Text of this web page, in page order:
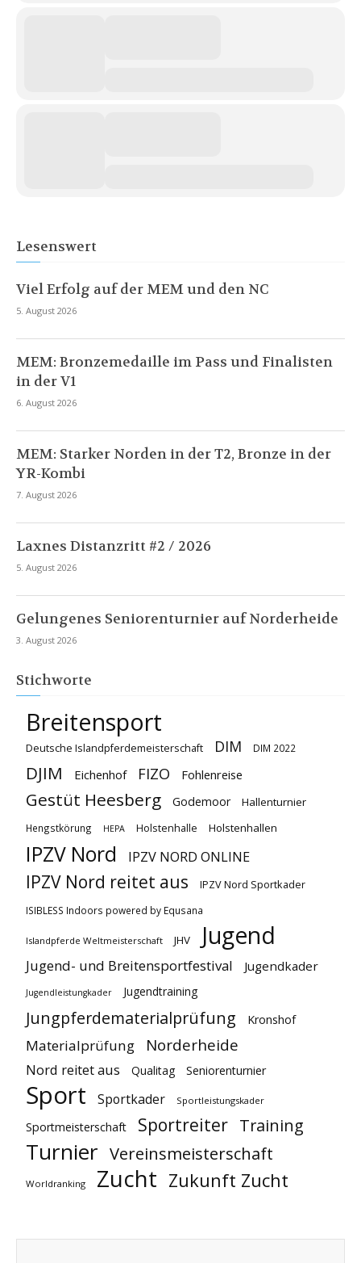
Lesenswert
Viel Erfolg auf der MEM und den NC
5. August 2026
MEM: Bronzemedaille im Pass und Finalisten
in der V1
6. August 2026
MEM: Starker Norden in der T2, Bronze in der
YR-Kombi
7. August 2026
Laxnes Distanzritt #2 / 2026
5. August 2026
Gelungenes Seniorenturnier auf Norderheide
3. August 2026
Stichworte
Breitensport
Deutsche Islandpferdemeisterschaft DIM DIM 2022
DJIM Eichenhof FIZO Fohlenreise
Gestüt Heesberg Godemoor Hallenturnier
Hengstkörung HEPA Holstenhalle Holstenhallen
IPZV Nord IPZV NORD ONLINE
IPZV Nord reitet aus IPZV Nord Sportkader
ISIBLESS Indoors powered by Equsana
Islandpferde Weltmeisterschaft JHV Jugend
Jugend- und Breitensportfestival Jugendkader
Jugendleistungkader Jugendtraining
Jungpferdematerialprüfung Kronshof
Materialprüfung Norderheide
Nord reitet aus Qualitag Seniorenturnier
Sport Sportkader Sportleistungskader
Sportmeisterschaft Sportreiter Training
Turnier Vereinsmeisterschaft
Worldranking Zucht Zukunft Zucht